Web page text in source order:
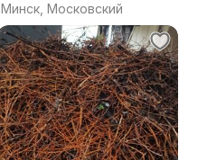
Минск, Московский